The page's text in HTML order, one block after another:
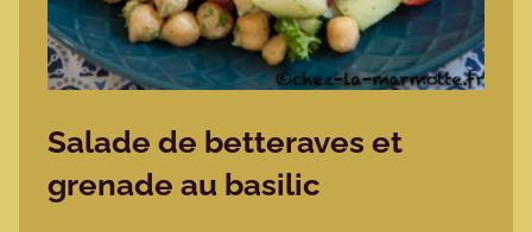
Salade de betteraves et
grenade au basilic